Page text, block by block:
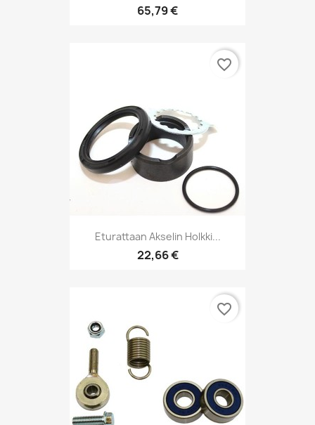
65,79 €
Eturattaan Akselin Holkki...
22,66 €
favorite_border
favorite_border